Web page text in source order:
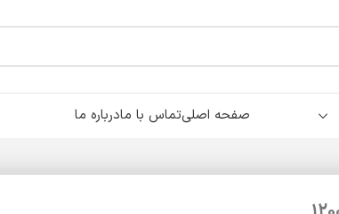
صفحه اصلیتماس با مادرباره ما